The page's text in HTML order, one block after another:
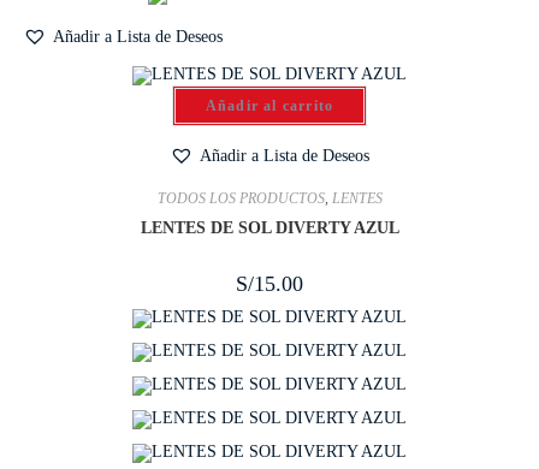
Añadir a Lista de Deseos
Añadir al carrito
Añadir a Lista de Deseos
TODOS LOS PRODUCTOS, LENTES
LENTES DE SOL DIVERTY AZUL
S/15.00